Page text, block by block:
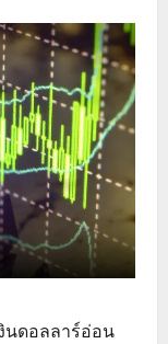
นดอลลาร์อ่อน